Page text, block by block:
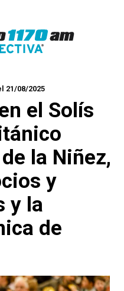
21/08/2025
el Solís
la Niñez,
y
y la
de